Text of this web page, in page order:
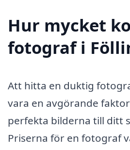
Hur mycket
fotograf i
Att hitta en duktig
vara en avgörande
perfekta bilderna till ditt
Priserna för en fotograf